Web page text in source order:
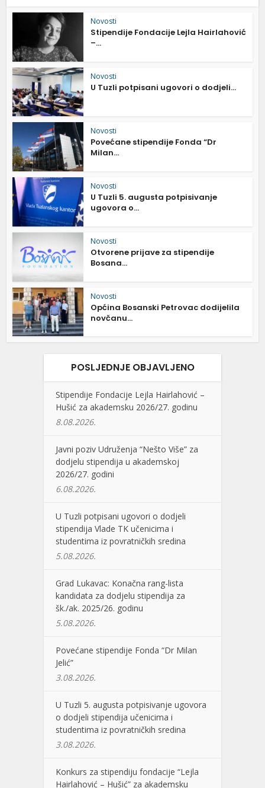
Novosti
Stipendije Fondacije Lejla Hairlahović
–...
Novosti
U Tuzli potpisani ugovori o dodjeli...
Novosti
Povećane stipendije Fonda “Dr
Milan...
Novosti
U Tuzli 5. augusta potpisivanje
ugovora o...
Novosti
Otvorene prijave za stipendije
Bosana...
Novosti
Općina Bosanski Petrovac dodijelila
novčanu...
POSLJEDNJE OBJAVLJENO
Stipendije Fondacije Lejla Hairlahović –
Hušić za akademsku 2026/27. godinu
8.08.2026.
Javni poziv Udruženja “Nešto Više” za
dodjelu stipendija u akademskoj
2026/27. godini
6.08.2026.
U Tuzli potpisani ugovori o dodjeli
stipendija Vlade TK učenicima i
studentima iz povratničkih sredina
5.08.2026.
Grad Lukavac: Konačna rang-lista
kandidata za dodjelu stipendija za
šk./ak. 2025/26. godinu
5.08.2026.
Povećane stipendije Fonda “Dr Milan
Jelić”
3.08.2026.
U Tuzli 5. augusta potpisivanje ugovora
o dodjeli stipendija učenicima i
studentima iz povratničkih sredina
3.08.2026.
Konkurs za stipendiju fondacije “Lejla
Hairlahović – Hušić” za akademsku